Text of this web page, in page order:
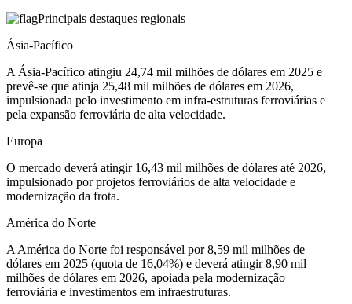
Principais destaques regionais
Ásia-Pacífico
A Ásia-Pacífico atingiu 24,74 mil milhões de dólares em 2025 e
prevê-se que atinja 25,48 mil milhões de dólares em 2026,
impulsionada pelo investimento em infra-estruturas ferroviárias e
pela expansão ferroviária de alta velocidade.
Europa
O mercado deverá atingir 16,43 mil milhões de dólares até 2026,
impulsionado por projetos ferroviários de alta velocidade e
modernização da frota.
América do Norte
A América do Norte foi responsável por 8,59 mil milhões de
dólares em 2025 (quota de 16,04%) e deverá atingir 8,90 mil
milhões de dólares em 2026, apoiada pela modernização
ferroviária e investimentos em infraestruturas.